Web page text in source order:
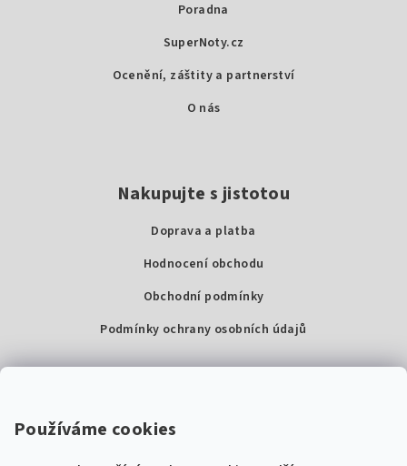
Používáme cookies
Poradna
SuperNoty.cz
Ocenění, záštity a partnerství
O nás
Nakupujte s jistotou
Doprava a platba
Hodnocení obchodu
Obchodní podmínky
Podmínky ochrany osobních údajů
Super Noty, s.r.o.